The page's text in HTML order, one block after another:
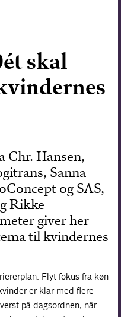
skal
Chr. Hansen,
Sanna
og SAS,
Rikke
giver her
til kvindernes
Flyt fokus fra køn
er klar med flere
på dagsordnen, når